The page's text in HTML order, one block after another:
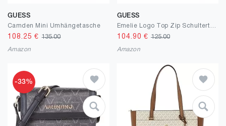
GUESS
Camden Mini Umhängetasche
108.25 €135.00
Amazon
GUESS
104.90 € 125.00
Amazon
-33%